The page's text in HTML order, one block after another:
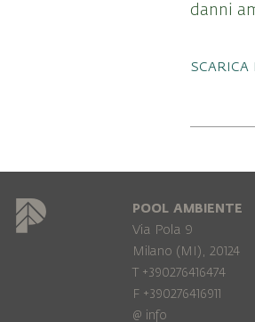
danni
scarica
POOL AMBIENTE
Via Pola 9
Milano (MI), 20124
T +390276416474
F +390276416911
@ info